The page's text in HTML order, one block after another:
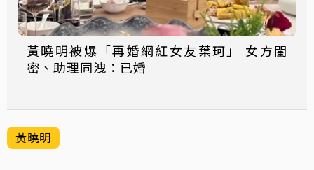
黃曉明被爆「再婚網紅女友葉珂」 女方閨
密、助理同洩：已婚
黃曉明